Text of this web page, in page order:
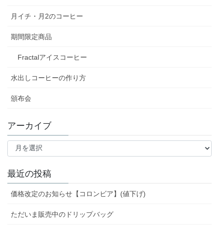
月イチ・月2のコーヒー
期間限定商品
Fractalアイスコーヒー
水出しコーヒーの作り方
頒布会
アーカイブ
ア
イ
最近の投稿
価格改定のお知らせ【コロンビア】(値下げ)
ただいま販売中のドリップバッグ